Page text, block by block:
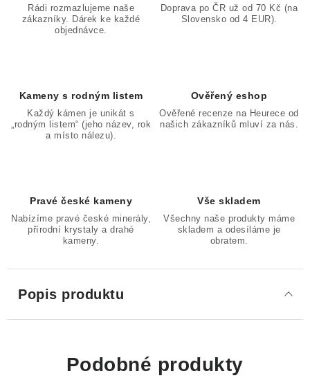
Rádi rozmazlujeme naše
zákazníky. Dárek ke každé
objednávce.
Doprava po ČR už od 70 Kč (na
Slovensko od 4 EUR).
Kameny s rodným listem
Každý kámen je unikát s
„rodným listem“ (jeho název, rok
a místo nálezu).
Ověřený eshop
Ověřené recenze na Heurece od
našich zákazníků mluví za nás.
Pravé české kameny
Nabízíme pravé české minerály,
přírodní krystaly a drahé
kameny.
Vše skladem
Všechny naše produkty máme
skladem a odesíláme je
obratem.
Popis produktu
Podobné produkty